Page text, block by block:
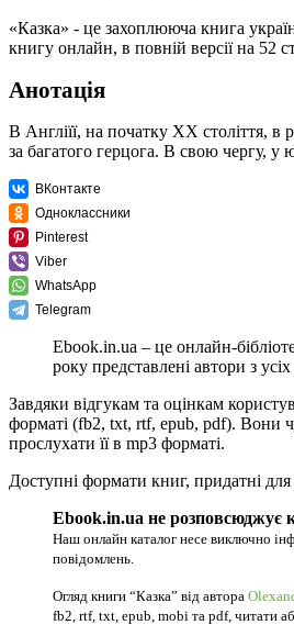
«Казка» - це захоплююча книга
книгу онлайн, в повній версії на 52
Анотація
В Англіїї, на початку XX століття, в
за багатого герцога. В свою чергу, у
ВКонтакте
Одноклассники
Pinterest
Viber
WhatsApp
Telegram
Ebook.in.ua – це онлайн-
року представлені автори з
Завдяки відгукам та оцінкам
форматі (fb2, txt, rtf, epub, pdf). Вони
прослухати її в mp3 форматі.
Доступні формати книг, придатні
Ebook.in.ua не розповсюджує
Наш онлайн каталог несе виключно
повідомлень.
Огляд книги “Казка” від автора
fb2, rtf, txt, epub, mobi та pdf, читати